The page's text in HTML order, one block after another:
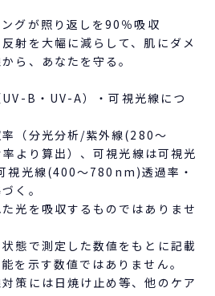
グが照り返しを90％吸収
射を大幅に減らして、肌にダメ
ら、あなたを守る。
B・UV-A）・可視光線につ
（分光分析/紫外線(280～
より算出）、可視光線は可視光
視光線(400～780nm)透過率・
く。
光を吸収するものではありませ
態で測定した数値をもとに記載
を示す数値ではありません。
策には日焼け止め等、他のケア